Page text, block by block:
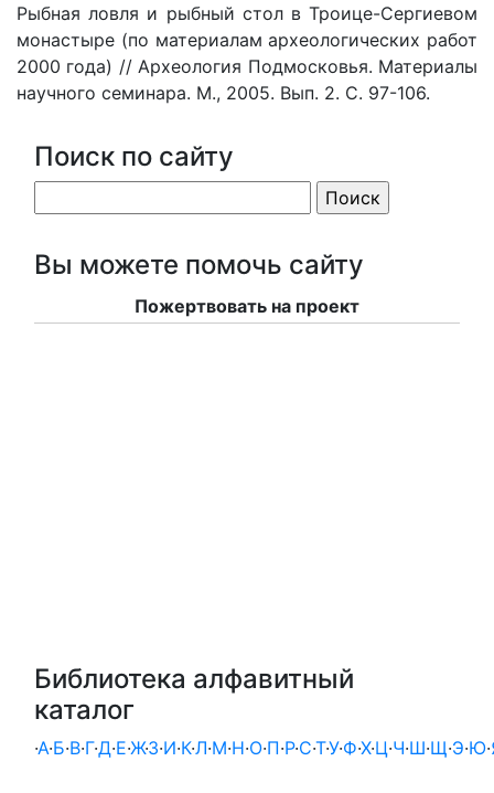
Рыбная ловля и рыбный стол в Троице-Сергиевом
монастыре (по материалам археологических работ
2000 года) // Археология Подмосковья. Материалы
научного семинара. М., 2005. Вып. 2. С. 97-106.
Поиск по сайту
Вы можете помочь сайту
Пожертвовать на проект
Библиотека алфавитный
каталог
·А·Б·В·Г·Д·Е·Ж·З·И·К·Л·М·Н·О·П·Р·С·Т·У·Ф·Х·Ц·Ч·Ш·Щ·Э·Ю·